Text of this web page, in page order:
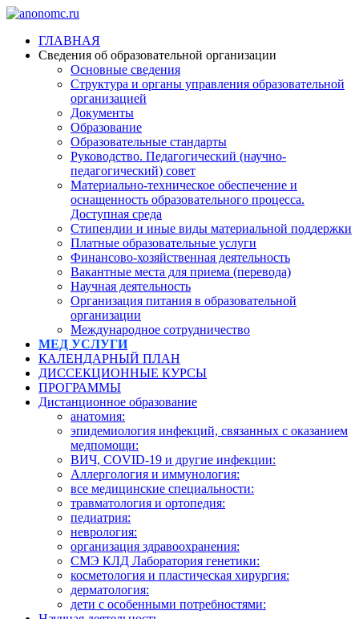
ГЛАВНАЯ
Сведения об образовательной организации
Основные сведения
Структура и органы управления образовательной
организацией
Документы
Образование
Образовательные стандарты
Руководство. Педагогический (научно-
педагогический) совет
Материально-техническое обеспечение и
оснащенность образовательного процесса.
Доступная среда
Стипендии и иные виды материальной поддержки
Платные образовательные услуги
Финансово-хозяйственная деятельность
Вакантные места для приема (перевода)
Научная деятельность
Организация питания в образовательной
организации
Международное сотрудничество
МЕД УСЛУГИ
КАЛЕНДАРНЫЙ ПЛАН
ДИССЕКЦИОННЫЕ КУРСЫ
ПРОГРАММЫ
Дистанционное образование
анатомия:
эпидемиология инфекций, связанных с оказанием
медпомощи:
ВИЧ, COVID-19 и другие инфекции:
Аллергология и иммунология:
все медицинские специальности:
травматология и ортопедия:
педиатрия:
неврология:
организация здравоохранения:
СМЭ КЛД Лаборатория генетики:
косметология и пластическая хирургия:
дерматология:
дети с особенными потребностями: